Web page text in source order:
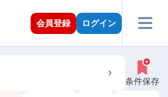
会員登録 ログイン
条件保存